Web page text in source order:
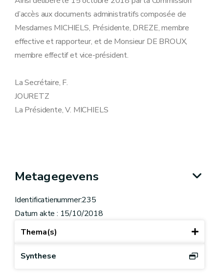
d’accès aux documents administratifs composée de
Mesdames MICHIELS, Présidente, DREZE, membre
effective et rapporteur, et de Monsieur DE BROUX,
membre effectif et vice-président.
La Secrétaire, F.
JOURETZ
La Présidente, V. MICHIELS
Metagegevens
Identificatienummer:235
Datum akte : 15/10/2018
Thema(s)
Synthese